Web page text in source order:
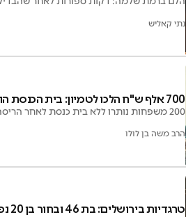
נתי קאליש
700 אלף ש"ח הלכו לטמיון: בית הכנסת הושמד
200 משפחות נותרו ללא בית כנסת לאחר הריסה פתאומית. "לא יודעים איפה נגיד 'לכה דודי' ביום שישי הקרוב"
הרב משה בן לולו
טרגדיות בירושלים: בת 46 ובחור בן 20 נפטרו